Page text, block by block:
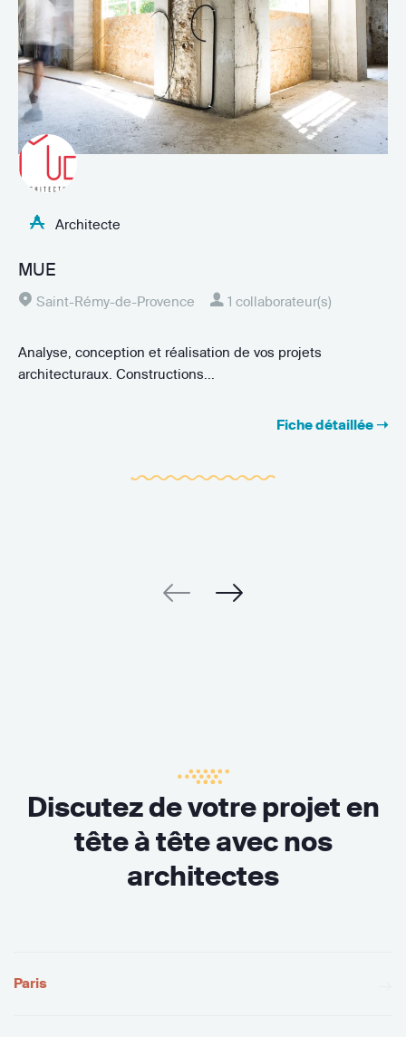
Architecte
MUE
Saint-Rémy-de-Provence 1 collaborateur(s)
Analyse, conception et réalisation de vos projets
architecturaux. Constructions...
Fiche détaillée ➝
Discutez de votre projet en
tête à tête avec nos
architectes
Paris